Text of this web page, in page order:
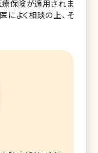
保険が適用されま
によく相談の上、そ